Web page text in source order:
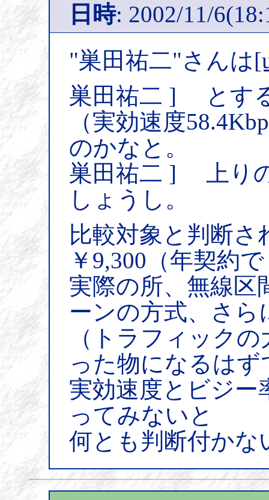
日時: 2002/11/
"巣田祐二"さんは
巣田祐二 ] とす
（実効速度
のかなと。
巣田祐二 ] 上り
しょうし。
比較対象と判断
￥9,300（年契約
実際の所、無線区
ーンの方式、さ
（トラフィック
った物になるは
実効速度とビジー
ってみないと
何とも判断付かな